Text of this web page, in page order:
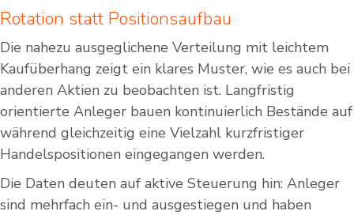
Rotation statt Positionsaufbau
Die nahezu ausgeglichene Verteilung mit leichtem
Kaufüberhang zeigt ein klares Muster, wie es auch bei
anderen Aktien zu beobachten ist. Langfristig
orientierte Anleger bauen kontinuierlich Bestände auf
während gleichzeitig eine Vielzahl kurzfristiger
Handelspositionen eingegangen werden.
Die Daten deuten auf aktive Steuerung hin: Anleger
sind mehrfach ein- und ausgestiegen und haben